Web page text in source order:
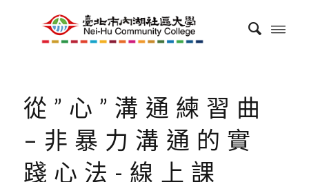
從”心”溝通練習曲
–非暴力溝通的實
踐心法-線上課